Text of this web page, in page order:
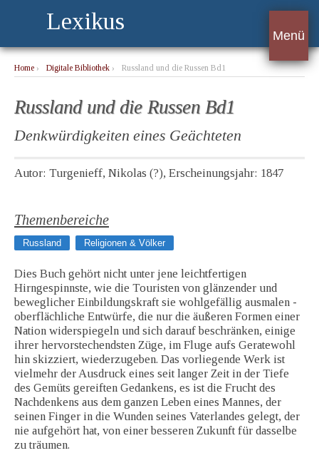
Lexikus
Menü
Home › Digitale Bibliothek › Russland und die Russen Bd1
Russland und die Russen Bd1
Denkwürdigkeiten eines Geächteten
Autor: Turgenieff, Nikolas (?), Erscheinungsjahr: 1847
Themenbereiche
Russland Religionen & Völker
Dies Buch gehört nicht unter jene leichtfertigen
Hirngespinnste, wie die Touristen von glänzender und
beweglicher Einbildungskraft sie wohlgefällig ausmalen -
oberflächliche Entwürfe, die nur die äußeren Formen einer
Nation widerspiegeln und sich darauf beschränken, einige
ihrer hervorstechendsten Züge, im Fluge aufs Geratewohl
hin skizziert, wiederzugeben. Das vorliegende Werk ist
vielmehr der Ausdruck eines seit langer Zeit in der Tiefe
des Gemüts gereiften Gedankens, es ist die Frucht des
Nachdenkens aus dem ganzen Leben eines Mannes, der
seinen Finger in die Wunden seines Vaterlandes gelegt, der
nie aufgehört hat, von einer besseren Zukunft für dasselbe
zu träumen.